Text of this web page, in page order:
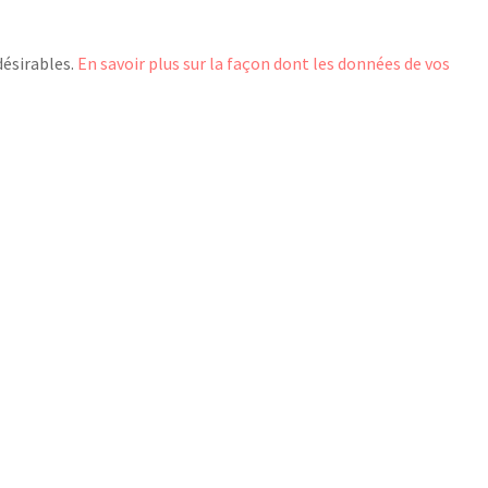
En savoir plus sur la façon dont les données de vos